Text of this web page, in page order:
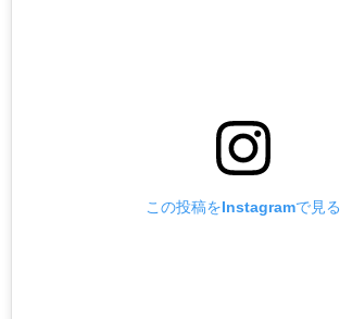
この投稿をInstagramで見る